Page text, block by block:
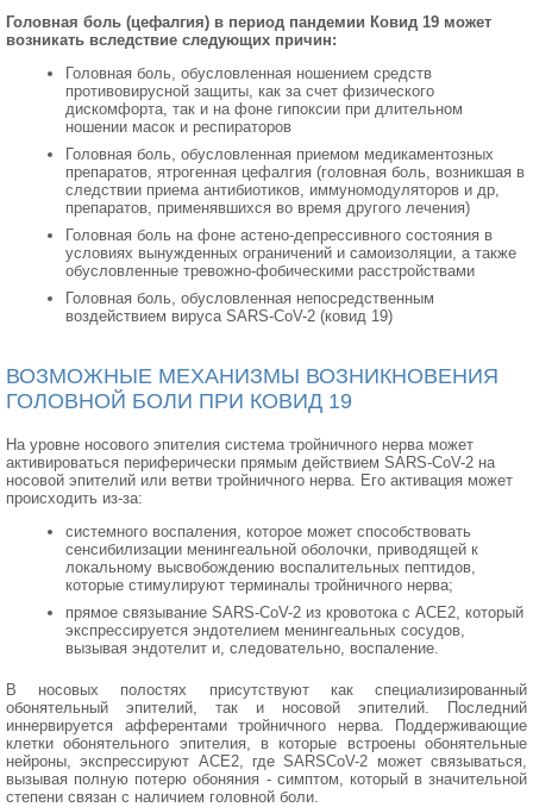
Головная боль (цефалгия) в период пандемии Ковид 19 может
возникать вследствие следующих причин:
Головная боль, обусловленная ношением средств
противовирусной защиты, как за счет физического
дискомфорта, так и на фоне гипоксии при длительном
ношении масок и респираторов
Головная боль, обусловленная приемом медикаментозных
препаратов, ятрогенная цефалгия (головная боль, возникшая в
следствии приема антибиотиков, иммуномодуляторов и др,
препаратов, применявшихся во время другого лечения)
Головная боль на фоне астено-депрессивного состояния в
условиях вынужденных ограничений и самоизоляции, а также
обусловленные тревожно-фобическими расстройствами
Головная боль, обусловленная непосредственным
воздействием вируса SARS-CoV-2 (ковид 19)
ВОЗМОЖНЫЕ МЕХАНИЗМЫ ВОЗНИКНОВЕНИЯ
ГОЛОВНОЙ БОЛИ ПРИ КОВИД 19
На уровне носового эпителия система тройничного нерва может
активироваться периферически прямым действием SARS-CoV-2 на
носовой эпителий или ветви тройничного нерва. Его активация может
происходить из-за:
системного воспаления, которое может способствовать
сенсибилизации менингеальной оболочки, приводящей к
локальному высвобождению воспалительных пептидов,
которые стимулируют терминалы тройничного нерва;
прямое связывание SARS-CoV-2 из кровотока с ACE2, который
экспрессируется эндотелием менингеальных сосудов,
вызывая эндотелит и, следовательно, воспаление.
В носовых полостях присутствуют как специализированный
обонятельный эпителий, так и носовой эпителий. Последний
иннервируется афферентами тройничного нерва. Поддерживающие
клетки обонятельного эпителия, в которые встроены обонятельные
нейроны, экспрессируют ACE2, где SARSCoV-2 может связываться,
вызывая полную потерю обоняния - симптом, который в значительной
степени связан с наличием головной боли.